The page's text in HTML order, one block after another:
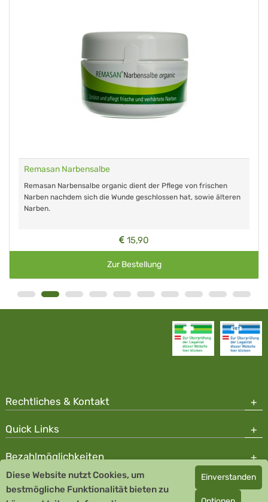
Remasan Narbensalbe
Remasan Narbensalbe organic dient der Pflege von frischen
Narben nachdem sich die Wunde geschlossen hat, sowie älteren
Narben.
15,90
Zur Bestellung
Rechtliches & Kontakt
Quick Links
Bezahlmöglichkeiten
Copyright © 2026 Team Santé Salvator Apotheke - GDP zertifiziert
Diese Website nutzt Cookies, um
bestmögliche Funktionalität bieten zu
Einverstanden